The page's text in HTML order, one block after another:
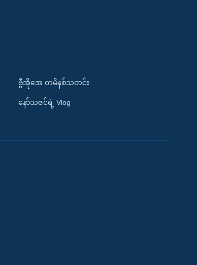
ဗွီအိုအေ တမိနစ်သတင်း
နော်သဇင်ရဲ့ Vlog